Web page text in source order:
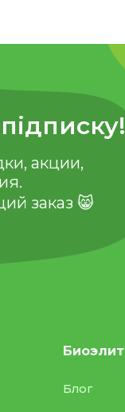
акции,
заказ 😸
Биоэлит
Блог